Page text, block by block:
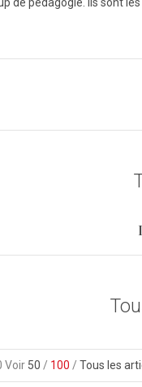
Voir 50 / 100 / Tous les